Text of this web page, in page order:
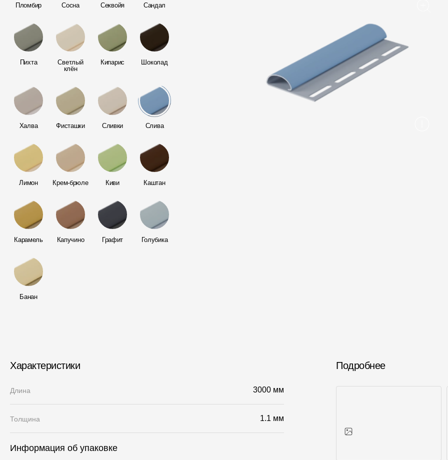
Ламинированная черепица
Комплектующие к кровле
Кровельная вентиляция
Водостоки
системы
Металлические водосточные
Чердачные лестницы
Сервисы
Конструктор
Калькулятор
Цены
Пломбир Сосна Секвойя Сандал
Пихта
Светлый
клён
Кипарис Шоколад
Халва Фисташки Сливки Слива
Лимон Крем-брюле Киви Каштан
Карамель Капучино Графит Голубика
Банан
Характеристики
Длина 3000 мм
Толщина 1.1 мм
Информация об упаковке
Подробнее